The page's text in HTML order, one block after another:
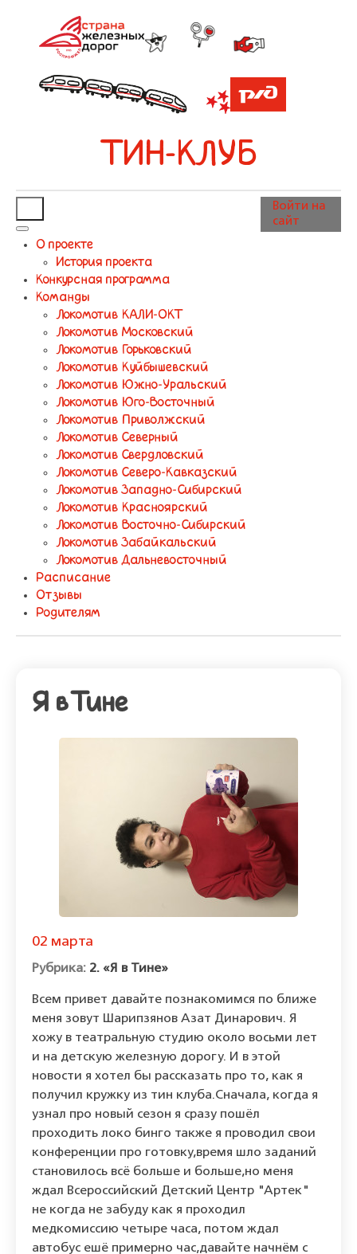
ТИН-КЛУБ
О проекте
История проекта
Конкурсная программа
Команды
Локомотив КАЛИ-ОКТ
Локомотив Московский
Локомотив Горьковский
Локомотив Куйбышевский
Локомотив Южно-Уральский
Локомотив Юго-Восточный
Локомотив Приволжский
Локомотив Северный
Локомотив Свердловский
Локомотив Северо-Кавказский
Локомотив Западно-Сибирский
Локомотив Красноярский
Локомотив Восточно-Сибирский
Локомотив Забайкальский
Локомотив Дальневосточный
Расписание
Отзывы
Родителям
Войти на
сайт
Я в Тине
02 марта
2. «Я в Тине»
Всем привет давайте познакомимся по ближе
меня зовут Шарипзянов Азат Динарович. Я
хожу в театральную студию около восьми лет
и на детскую железную дорогу. И в этой
новости я хотел бы рассказать про то, как я
получил кружку из тин клуба.Сначала, когда я
узнал про новый сезон я сразу пошёл
проходить локо бинго также я проводил свои
конференции про готовку,время шло заданий
становилось всё больше и больше,но меня
ждал Всероссийский Детский Центр "Артек"
не когда не забуду как я проходил
медкомиссию четыре часа, потом ждал
автобус ешё примерно час,давайте начнём с